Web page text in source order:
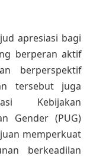
apresiasi bagi
berperan aktif
berperspektif
tersebut juga
Kebijakan
Gender (PUG)
memperkuat
berkeadilan